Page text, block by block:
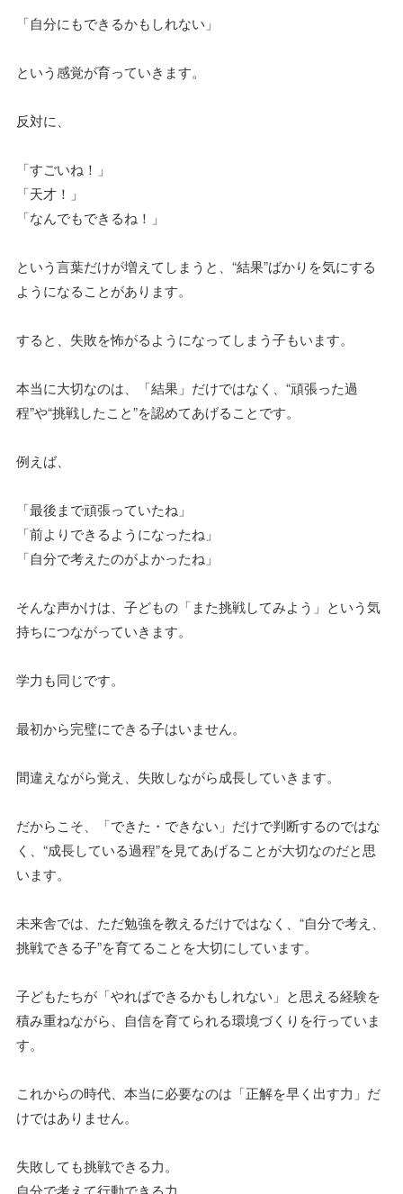
「自分にもできるかもしれない」
という感覚が育っていきます。
反対に、
「すごいね！」
「天才！」
「なんでもできるね！」
という言葉だけが増えてしまうと、“結果”ばかりを気にする
ようになることがあります。
すると、失敗を怖がるようになってしまう子もいます。
本当に大切なのは、「結果」だけではなく、“頑張った過
程”や“挑戦したこと”を認めてあげることです。
例えば、
「最後まで頑張っていたね」
「前よりできるようになったね」
「自分で考えたのがよかったね」
そんな声かけは、子どもの「また挑戦してみよう」という気
持ちにつながっていきます。
学力も同じです。
最初から完璧にできる子はいません。
間違えながら覚え、失敗しながら成長していきます。
だからこそ、「できた・できない」だけで判断するのではな
く、“成長している過程”を見てあげることが大切なのだと思
います。
未来舎では、ただ勉強を教えるだけではなく、“自分で考え、
挑戦できる子”を育てることを大切にしています。
子どもたちが「やればできるかもしれない」と思える経験を
積み重ねながら、自信を育てられる環境づくりを行っていま
す。
これからの時代、本当に必要なのは「正解を早く出す力」だ
けではありません。
失敗しても挑戦できる力。
自分で考えて行動できる力。